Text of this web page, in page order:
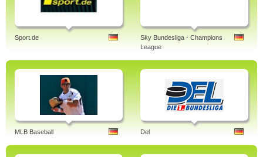
Sport.de
Sky Bundesliga - Champions
League
MLB Baseball Del